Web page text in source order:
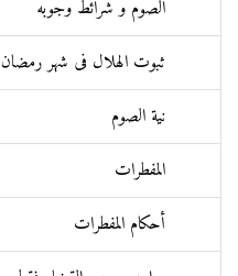
الصوم و شرائط وجوبه
ثبوت الهلال فی شهر رمضان
نية الصوم
المفطرات
أحكام المفطرات